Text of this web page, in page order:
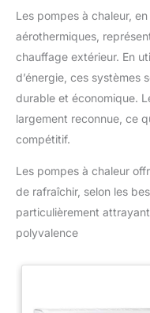
Les pompes à chaleur,
aérothermiques,
chauffage extérieur. En
d’énergie, ces systèmes
durable et économique.
largement reconnue, ce
compétitif.
Les pompes à chaleur
de rafraîchir, selon les
particulièrement
polyvalence